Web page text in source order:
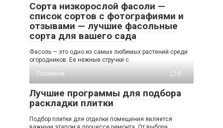
Сорта низкорослой фасоли —
список сортов с фотографиями и
отзывами — лучшие фасольные
сорта для вашего сада
Фасоль — это одно из самых любимых растений среди
огородников. Ее нежные стручки с
Полезное
0
Лучшие программы для подбора
раскладки плитки
Подбор плитки для отделки помещения является